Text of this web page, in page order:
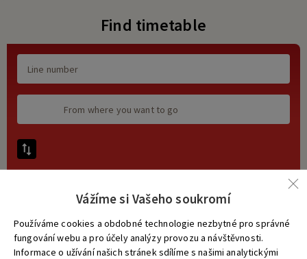
Find timetable
Vážíme si Vašeho soukromí
Používáme cookies a obdobné technologie nezbytné pro správné
fungování webu a pro účely analýzy provozu a návštěvnosti.
Informace o užívání našich stránek sdílíme s našimi analytickými